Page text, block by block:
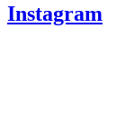
Instagram